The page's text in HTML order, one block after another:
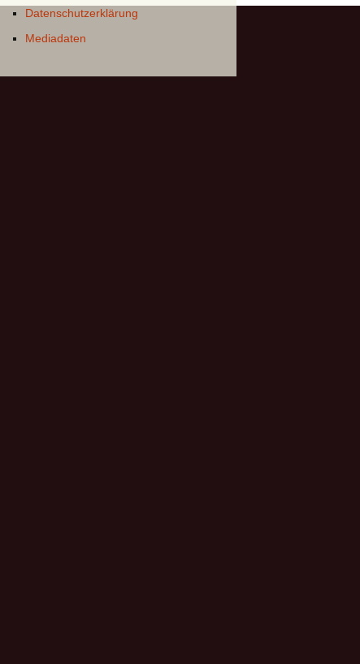
Datenschutzerklärung
Mediadaten